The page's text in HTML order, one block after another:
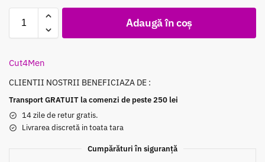
Adaugă în coș
Cut4Men
CLIENTII NOSTRII BENEFICIAZA DE :
Transport GRATUIT la comenzi de peste 250 lei
14 zile de retur gratis.
Livrarea discretă in toata tara
Cumpărături în siguranță